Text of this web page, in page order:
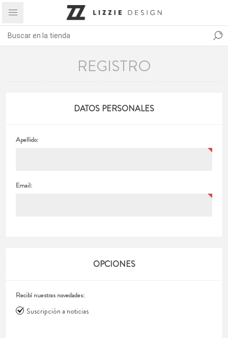
REGISTRO
DATOS PERSONALES
Apellido:
Email:
OPCIONES
Recibí nuestras novedades:
Suscripción a noticias